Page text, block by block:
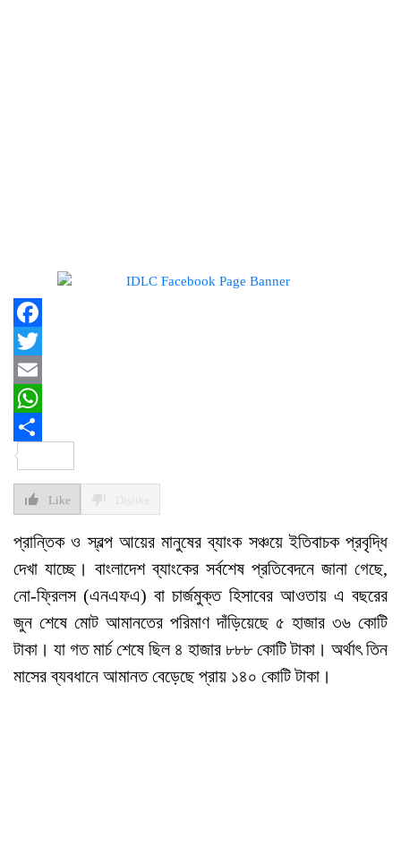
Facebook
Twitter
Email
WhatsApp
Like
প্রান্তিক ও স্বল্প আয়ের মানুষের ব্যাংক সঞ্চয়ে ইতিবাচক প্রবৃদ্ধি
দেখা যাচ্ছে। বাংলাদেশ ব্যাংকের সর্বশেষ প্রতিবেদনে জানা গেছে,
নো-ফ্রিলস (এনএফএ) বা চার্জমুক্ত হিসাবের আওতায় এ বছরের
জুন শেষে মোট আমানতের পরিমাণ দাঁড়িয়েছে ৫ হাজার ৩৬ কোটি
টাকা। যা গত মার্চ শেষে ছিল ৪ হাজার ৮৮৮ কোটি টাকা। অর্থাৎ তিন
মাসের ব্যবধানে আমানত বেড়েছে প্রায় ১৪০ কোটি টাকা।